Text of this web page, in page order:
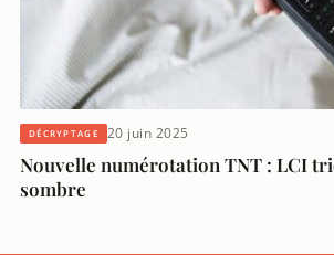
DÉCRYPTAGE 20 juin 2025
Nouvelle numérotation TNT : LCI
sombre